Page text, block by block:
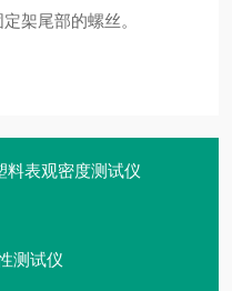
架尾部的螺丝。
料表观密度测试仪
测试仪